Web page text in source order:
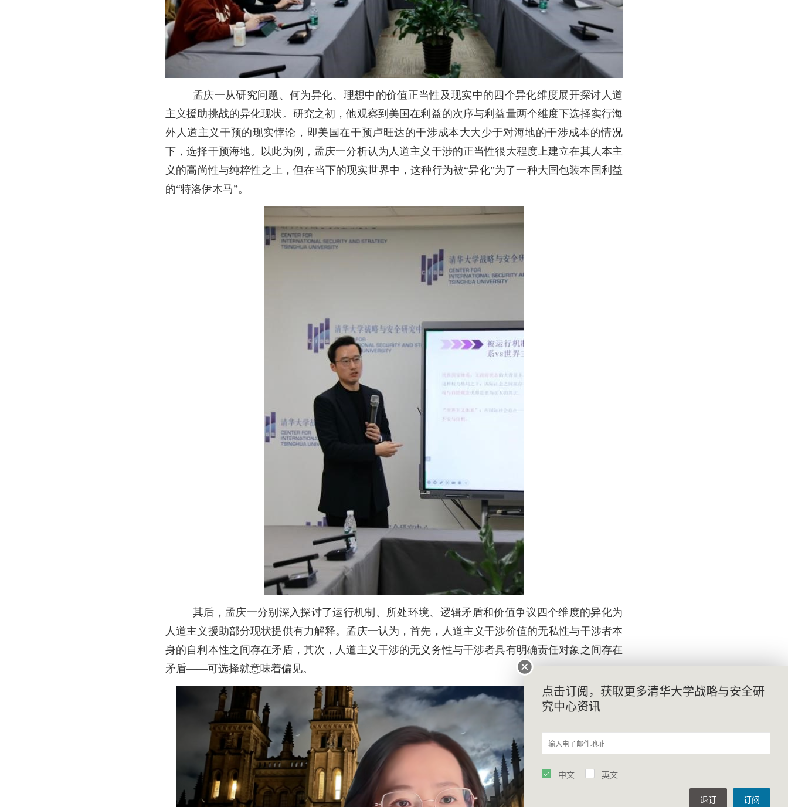
孟庆一从研究问题、何为异化、理想中的价值正当性及现实中的四个异化维度展开探讨人道
主义援助挑战的异化现状。研究之初，他观察到美国在利益的次序与利益量两个维度下选择实行海
外人道主义干预的现实悖论，即美国在干预卢旺达的干涉成本大大少于对海地的干涉成本的情况
下，选择干预海地。以此为例，孟庆一分析认为人道主义干涉的正当性很大程度上建立在其人本主
义的高尚性与纯粹性之上，但在当下的现实世界中，这种行为被“异化”为了一种大国包装本国利益
的“特洛伊木马”。
其后，孟庆一分别深入探讨了运行机制、所处环境、逻辑矛盾和价值争议四个维度的异化为
人道主义援助部分现状提供有力解释。孟庆一认为，首先，人道主义干涉价值的无私性与干涉者本
身的自利本性之间存在矛盾，其次，人道主义干涉的无义务性与干涉者具有明确责任对象之间存在
矛盾——可选择就意味着偏见。
点击订阅，获取更多清华大学战略与安全研
究中心资讯
中文 英文
订阅
退订